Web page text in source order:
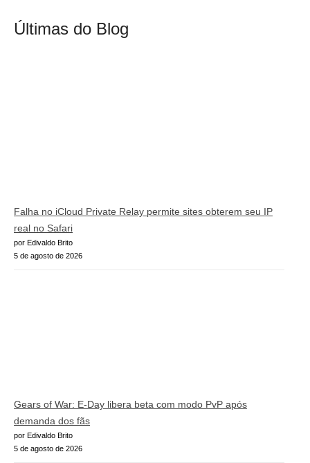
Últimas do Blog
Falha no iCloud Private Relay permite sites obterem seu IP
real no Safari
por Edivaldo Brito
5 de agosto de 2026
Gears of War: E-Day libera beta com modo PvP após
demanda dos fãs
por Edivaldo Brito
5 de agosto de 2026